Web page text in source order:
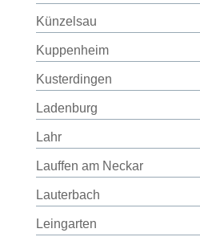
Künzelsau
Kuppenheim
Kusterdingen
Ladenburg
Lahr
Lauffen am Neckar
Lauterbach
Leingarten